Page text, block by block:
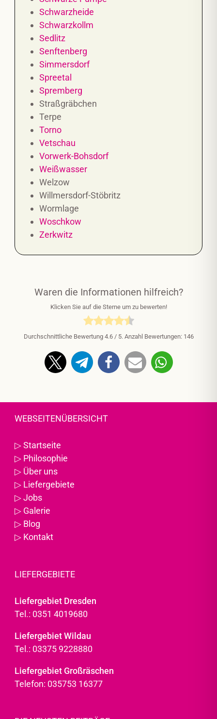
Schwarzheide
Schwarzkollm
Sedlitz
Senftenberg
Simmersdorf
Spreetal
Spremberg
Straßgräbchen
Terpe
Torno
Vetschau
Vorwerk-Bohsdorf
Weißwasser
Welzow
Willmersdorf-Stöbritz
Wormlage
Woschkow
Zerkwitz
Waren die Informationen hilfreich?
Klicken Sie auf die Sterne um zu bewerten!
Durchschnittliche Bewertung 4.6/ 5. Anzahl Bewertungen: 146
WEBSEITENÜBERSICHT
▷Startseite
▷ Philosophie
▷ Über uns
▷ Liefergebiete
▷Jobs
▷ Galerie
▷ Blog
▷ Kontakt
LIEFERGEBIETE
Liefergebiet Dresden
Tel.: 0351 4019680
Liefergebiet Wildau
Tel.: 03375 9228880
Liefergebiet Großräschen
Telefon: 035753 16377